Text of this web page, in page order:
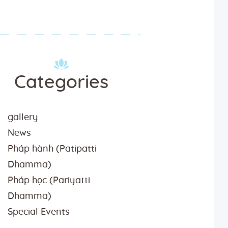
Categories
gallery
News
Pháp hành (Patipatti
Dhamma)
Pháp học (Pariyatti
Dhamma)
Special Events